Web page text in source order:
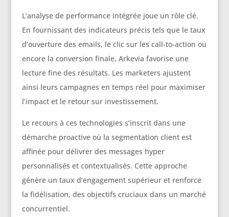
L’analyse de performance intégrée joue un rôle clé.
En fournissant des indicateurs précis tels que le taux
d’ouverture des emails, le clic sur les call-to-action ou
encore la conversion finale, Arkevia favorise une
lecture fine des résultats. Les marketers ajustent
ainsi leurs campagnes en temps réel pour maximiser
l’impact et le retour sur investissement.
Le recours à ces technologies s’inscrit dans une
démarche proactive où la segmentation client est
affinée pour délivrer des messages hyper
personnalisés et contextualisés. Cette approche
génère un taux d’engagement supérieur et renforce
la fidélisation, des objectifs cruciaux dans un marché
concurrentiel.